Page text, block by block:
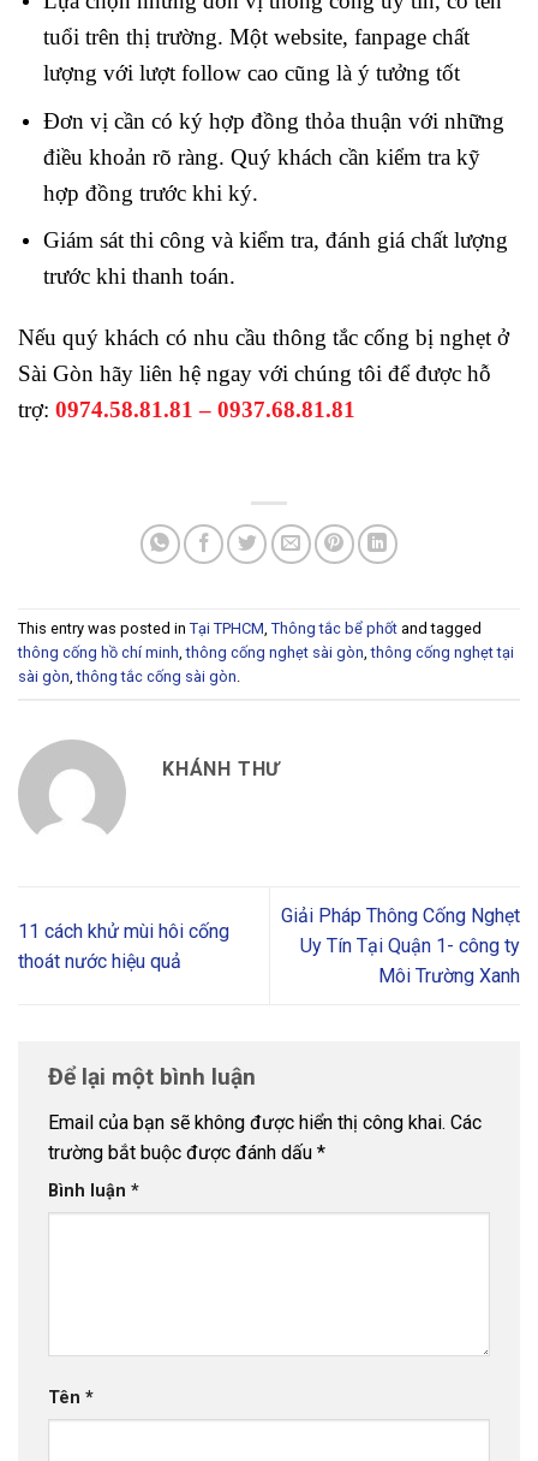
tuổi trên thị trường. Một website, fanpage chất
lượng với lượt follow cao cũng là ý tưởng tốt
Đơn vị cần có ký hợp đồng thỏa thuận với những
điều khoản rõ ràng. Quý khách cần kiểm tra kỹ
hợp đồng trước khi ký.
Giám sát thi công và kiểm tra, đánh giá chất lượng
trước khi thanh toán.
Nếu quý khách có nhu cầu thông tắc cống bị nghẹt ở
Sài Gòn hãy liên hệ ngay với chúng tôi để được hỗ
trợ: 0974.58.81.81 – 0937.68.81.81
This entry was posted in Tại TPHCM, Thông tắc bể phốt and tagged
thông cống hồ chí minh,thông cống nghẹt sài gòn,thông cống nghẹt tại
sài gòn,thông tắc cống sài gòn.
KHÁNH THƯ
11 cách khử mùi hôi cống
thoát nước hiệu quả
Giải Pháp Thông Cống Nghẹt
Uy Tín Tại Quận 1- công ty
Môi Trường Xanh
Để lại một bình luận
Email của bạn sẽ không được hiển thị công khai. Các
trường bắt buộc được đánh dấu *
Bình luận *
Tên *